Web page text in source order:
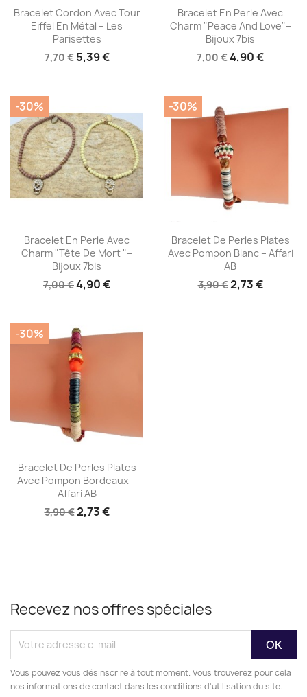
Aperçu rapide
Bracelet Cordon Avec Tour
Eiffel En Métal – Les
Parisettes
7,70 € 5,39 €
Aperçu rapide
Bracelet En Perle Avec
Charm "Peace And Love"–
Bijoux 7bis
7,00 €4,90 €
Aperçu rapide
Bracelet En Perle Avec
Charm "Tête De Mort "–
Bijoux 7bis
7,00 €4,90 €
-30%
Aperçu rapide
Bracelet De Perles Plates
Avec Pompon Blanc – Affari
AB
3,90 €2,73 €
-30%
Aperçu rapide
Bracelet De Perles Plates
Avec Pompon Bordeaux –
Affari AB
3,90 €2,73 €
-30%
Recevez nos offres spéciales
Vous pouvez vous désinscrire à tout moment. Vous trouverez pour cela
nos informations de contact dans les conditions d'utilisation du site.